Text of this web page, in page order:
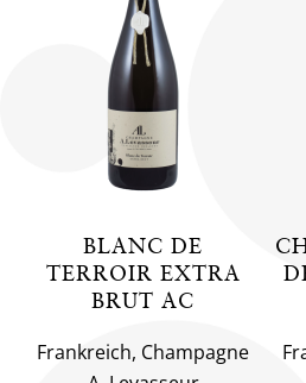
BLANC DE
TERROIR EXTRA
BRUT AC
Frankreich, Champagne